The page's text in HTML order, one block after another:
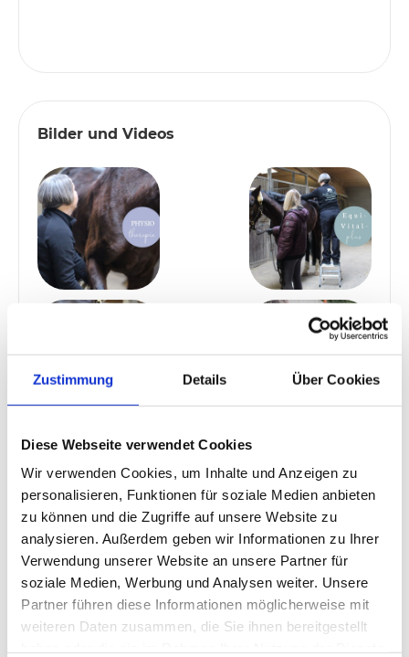
Zustimmung Details Über Cookies
Diese Webseite verwendet Cookies
Wir verwenden Cookies, um Inhalte und Anzeigen zu
personalisieren, Funktionen für soziale Medien anbieten
zu können und die Zugriffe auf unsere Website zu
analysieren. Außerdem geben wir Informationen zu Ihrer
Verwendung unserer Website an unsere Partner für
soziale Medien, Werbung und Analysen weiter. Unsere
Partner führen diese Informationen möglicherweise mit
weiteren Daten zusammen, die Sie ihnen bereitgestellt
Bilder und Videos
Beschreibung des Angebots
Mein Angebot für dein Pferd